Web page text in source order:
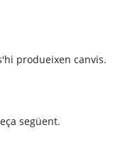
produeixen canvis.
següent.